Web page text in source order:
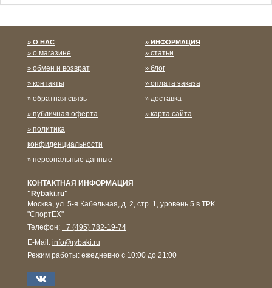
О НАС
о магазине
обмен и возврат
контакты
обратная связь
публичная оферта
политика
конфиденциальности
персональные данные
ИНФОРМАЦИЯ
статьи
блог
оплата заказа
доставка
карта сайта
КОНТАКТНАЯ ИНФОРМАЦИЯ
"Rybaki.ru"
Москва, ул. 5-я Кабельная, д. 2, стр. 1, уровень 5 в ТРК
"СпортЕХ"
Телефон: +7 (495) 782-19-74
E-Mail: info@rybaki.ru
Режим работы: ежедневно с 10:00 до 21:00